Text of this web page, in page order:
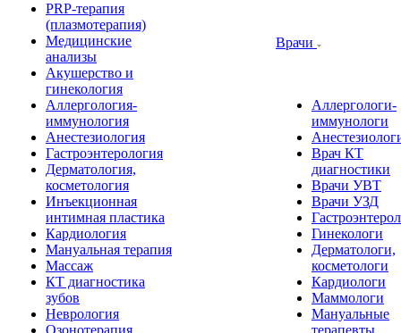
PRP-терапия
(плазмотерапия)
Медицинские
анализы
Акушерство и
гинекология
Аллергология-
иммунология
Анестезиология
Гастроэнтерология
Дерматология,
косметология
Инъекционная
интимная пластика
Кардиология
Мануальная терапия
Массаж
КТ диагностика
зубов
Неврология
Озонотерапия
Врачи
Аллергологи-
иммунологи
Врач КТ
диагностики
Врачи УВТ
Врачи УЗД
Гинекологи
Дерматологи,
косметологи
Кардиологи
Маммологи
Мануальные
терапевты